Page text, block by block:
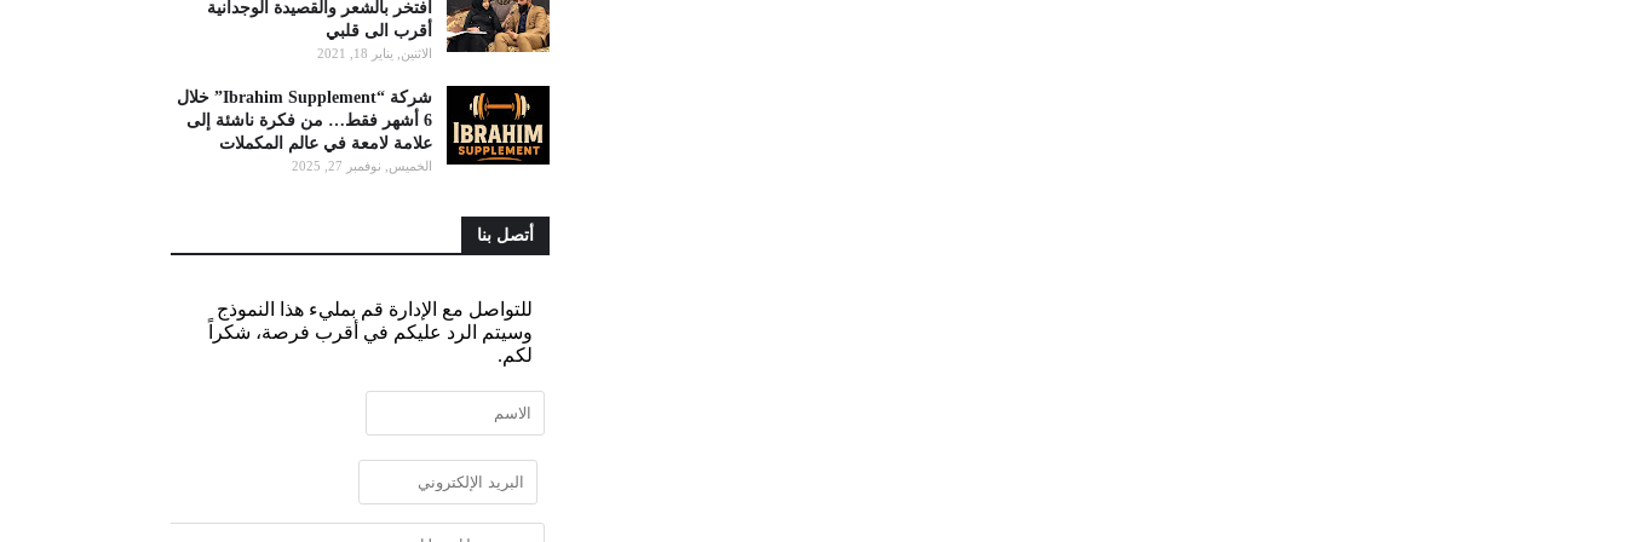
أفتخر بالشعر والقصيدة الوجدانية
أقرب الى قلبي
الاثنين, يناير 18, 2021
شركة “Ibrahim Supplement” خلال
6 أشهر فقط… من فكرة ناشئة إلى
علامة لامعة في عالم المكملات
الخميس, نوفمبر 27, 2025
أتصل بنا
للتواصل مع الإدارة قم بمليء هذا النموذج
وسيتم الرد عليكم في أقرب فرصة، شكراً
لكم.